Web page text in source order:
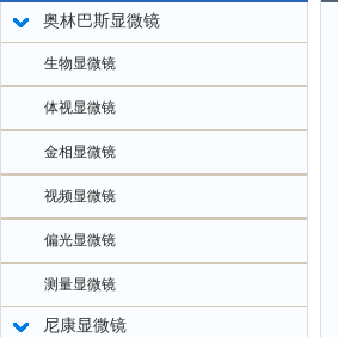
奥林巴斯显微镜
生物显微镜
体视显微镜
金相显微镜
视频显微镜
偏光显微镜
测量显微镜
尼康显微镜